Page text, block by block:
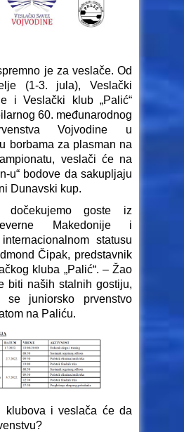
je za veslače. Od
(1-3. jula), Veslački
i Veslački klub „Palić“
60. međunarodnog
Vojvodine u
borbama za plasman na
veslači će na
u“ bodove da sakupljaju
Dunavski kup.
goste iz
Makedonije i
statusu
Čipak, predstavnik
kluba „Palić“. – Žao
biti naših stalnih gostiju,
se juniorsko prvenstvo
na Paliću.
klubova i veslača će da